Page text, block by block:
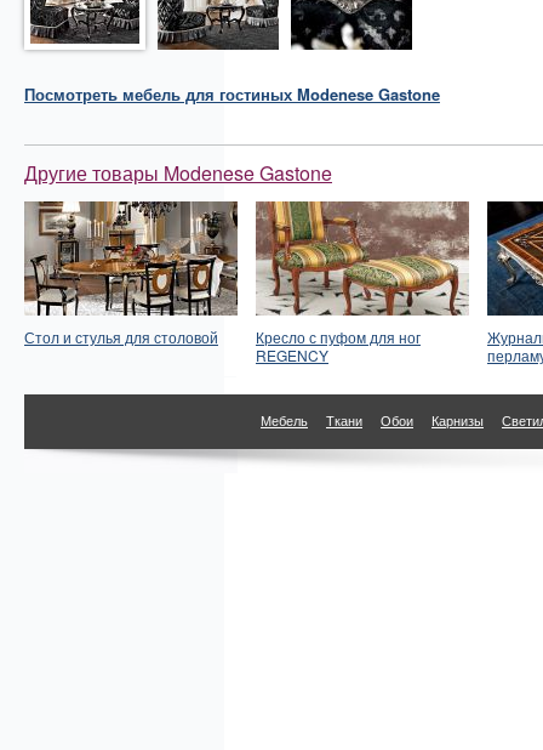
Посмотреть мебель для гостиных Modenese Gastone
Другие товары Modenese Gastone
Стол и стулья для столовой
Кресло с пуфом для ног
REGENCY
Мебель Ткани Обои Карнизы